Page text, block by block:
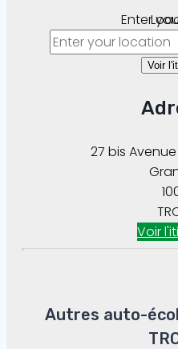
Enter
Voir
27 bis
Voir
Autres auto-